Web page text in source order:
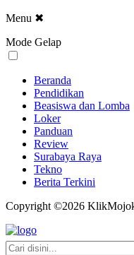
Menu ✖
Mode Gelap
Beranda
Pendidikan
Beasiswa dan Lomba
Loker
Panduan
Review
Surabaya Raya
Tekno
Berita Terkini
Copyright ©2026